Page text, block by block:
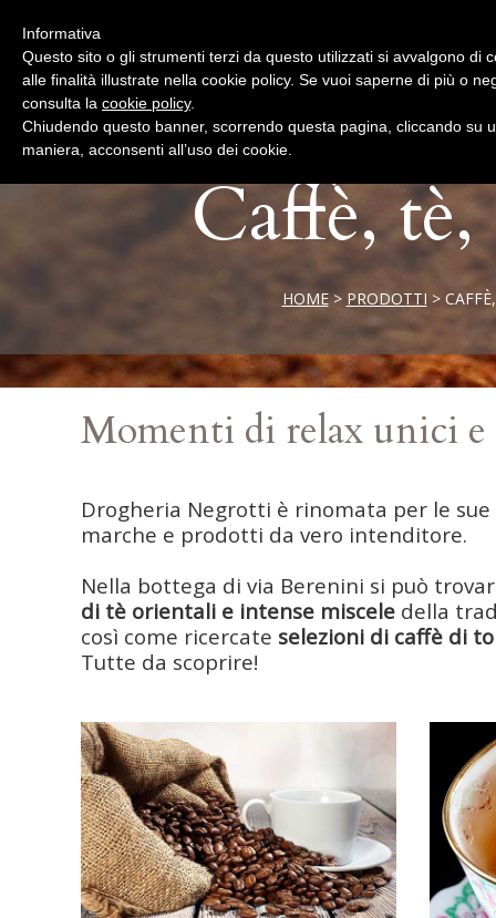
Caffè,
HOME> PRODOTTI >
Momenti di relax unici e
Drogheria Negrotti è rinomata per le
marche e prodotti da vero intenditore.
Nella bottega di via Berenini si può
di tè orientali e intense miscele della
così come ricercate selezioni di caffè di
Tutte da scoprire!
Informativa
Questo sito o gli strumenti terzi da questo utilizzati si avvalgono di
alle finalità illustrate nella cookie policy. Se vuoi saperne di più o
consulta la cookie policy.
Chiudendo questo banner, scorrendo questa pagina, cliccando su
maniera, acconsenti all’uso dei cookie.